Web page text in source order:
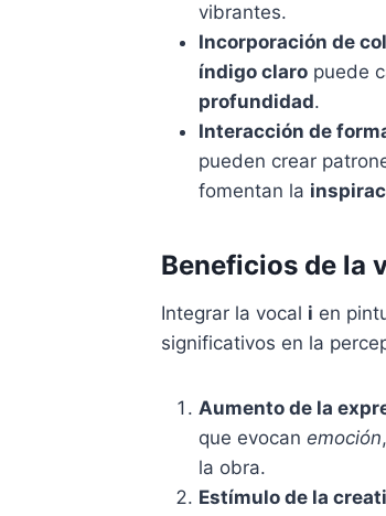
vibrantes.
Incorporación de
índigo claro puede
profundidad.
Interacción de
pueden crear
fomentan la
Beneficios de la
Integrar la vocal i en
significativos en la
Aumento de la
que evocan emoción
la obra.
Estímulo de la